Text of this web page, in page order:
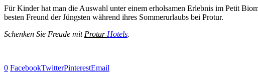
Für Kinder hat man die Auswahl unter einem erholsamen Erlebnis im Petit
besten Freund der Jüngsten während ihres Sommerurlaubs bei Protur.
Schenken Sie Freude mit Protur Hotels.
0 FacebookTwitterPinterestEmail